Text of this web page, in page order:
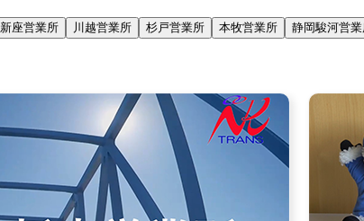
新座営業所 川越営業所 杉戸営業所 本牧営業所 静岡駿河営